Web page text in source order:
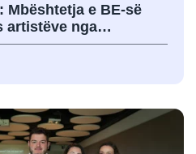
e BE-së
artistëve nga…